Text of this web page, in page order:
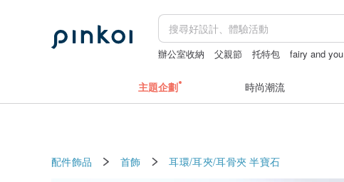
辦公室收納 父親節 托特包 fairy and you
主題企劃 時尚潮流
配件飾品 首飾 耳環/耳夾/耳骨夾 半寶石